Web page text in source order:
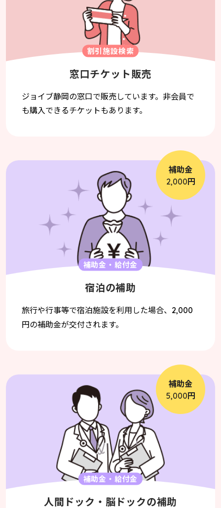
割引施設検索
窓口チケット販売
ジョイブ静岡の窓口で販売しています。非会員で
も購入できるチケットもあります。
補助金
2,000円
補助金・給付金
宿泊の補助
旅行や行事等で宿泊施設を利用した場合、 2,000
円の補助金が交付されます。
補助金
5,000円
補助金・給付金
人間ドック・脳ドックの補助